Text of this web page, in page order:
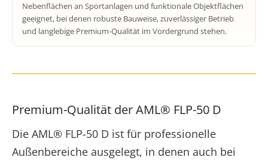
Nebenflächen an Sportanlagen und funktionale Objektflächen
geeignet, bei denen robuste Bauweise, zuverlässiger Betrieb
und langlebige Premium-Qualität im Vordergrund stehen.
Premium-Qualität der AML® FLP-50 D
Die AML® FLP-50 D ist für professionelle
Außenbereiche ausgelegt, in denen auch bei